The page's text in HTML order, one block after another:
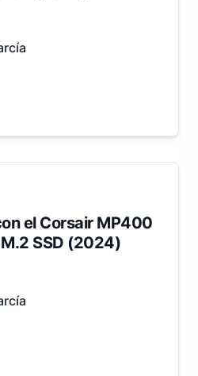
el Corsair MP400
SSD (2024)